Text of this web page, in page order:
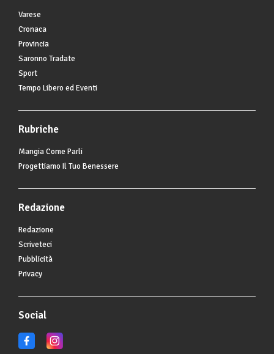
Varese
Cronaca
Provincia
Saronno Tradate
Sport
Tempo Libero ed Eventi
Rubriche
Mangia Come Parli
Progettiamo Il Tuo Benessere
Redazione
Redazione
Scriveteci
Pubblicità
Privacy
Social